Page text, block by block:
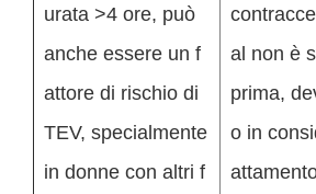
urata >4 ore, può
anche essere un f
attore di rischio di
TEV, specialmente
in donne con altri f
al non è
prima,
o in